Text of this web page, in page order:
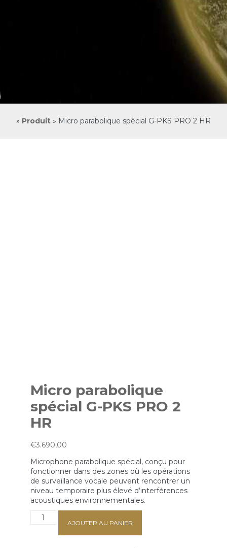
» Produit » Micro parabolique spécial G-PKS PRO 2 HR
Micro parabolique
spécial G-PKS PRO 2
HR
€3.690,00
Microphone parabolique spécial, conçu pour
fonctionner dans des zones où les opérations
de surveillance vocale peuvent rencontrer un
niveau temporaire plus élevé d’interférences
acoustiques environnementales.
quantité
parabolique
AJOUTER AU PANIER